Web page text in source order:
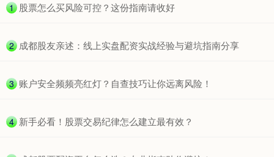
创业板指 3563.12 +47.56
1 ​股票怎么买风险可控？这份指南请收好
2 ​成都股友亲述：线上实盘配资实战经验与避坑指南分享
3 ​账户安全频频亮红灯？自查技巧让你远离风险！
4 ​新手必看！股票交易纪律怎么建立最有效？